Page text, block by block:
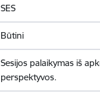
SES
Būtini
Sesijos palaikymas iš
perspektyvos.